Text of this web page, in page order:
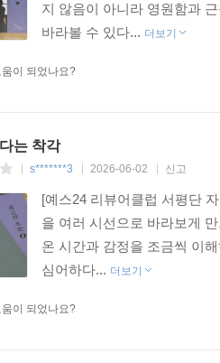
지 않음이 아니라 영원함과
바라볼 수 있다... 더보기
이 되었나요?
는 착각
s*******3 2026-06-02 신고
[예스24 리뷰어클럽 서평단
을 여러 시선으로 바라보게
온 시간과 감정을 조금씩 이
심어하다... 더보기
이 되었나요?